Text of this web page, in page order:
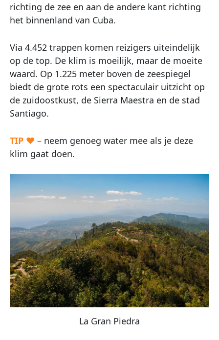
richting de zee en aan de andere kant richting
het binnenland van Cuba.
Via 4.452 trappen komen reizigers uiteindelijk
op de top. De klim is moeilijk, maar de moeite
waard. Op 1.225 meter boven de zeespiegel
biedt de grote rots een spectaculair uitzicht op
de zuidoostkust, de Sierra Maestra en de stad
Santiago.
TIP ♥ – neem genoeg water mee als je deze
klim gaat doen.
La Gran Piedra